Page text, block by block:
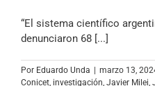
“El sistema científico
denunciaron 68 [...]
Por Eduardo Unda | marzo 13,
Conicet investigación Javier Milei